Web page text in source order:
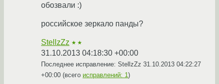
обозвали :)
российское зеркало панды?
StellzZz ★★
31.10.2013 04:18:30 +00:00
Последнее исправление: StellzZz 31.10.2013 04:22:27
+00:00 (всего исправлений: 1 )